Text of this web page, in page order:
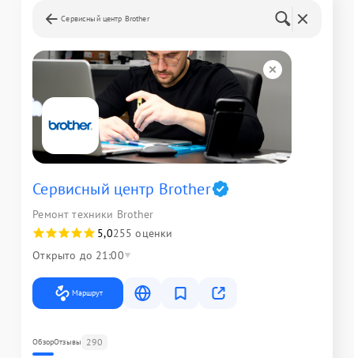
Сервисный центр Brother
Сервисный центр Brother
Ремонт техники Brother
5,0255 оценки
Открыто до 21:00
Маршрут
ОбзорОтзывы 290